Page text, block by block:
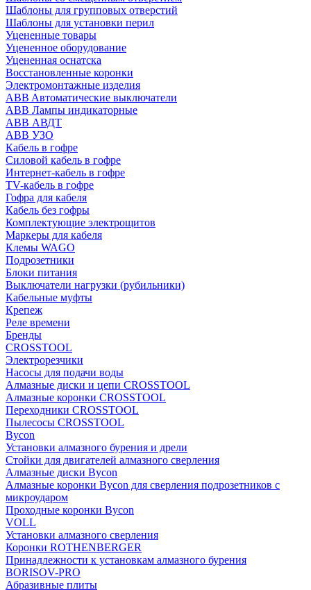
Шаблоны для групповых отверстий
Шаблоны для установки перил
Уцененные товары
Уцененное оборудование
Уцененная оснатска
Восстановленные коронки
Электромонтажные изделия
ABB Aвтоматические выключатели
ABB Лампы индикаторные
ABB АВДТ
ABB УЗО
Кабель в гофре
Силовой кабель в гофре
Интернет-кабель в гофре
TV-кабель в гофре
Гофра для кабеля
Кабель без гофры
Комплектующие электрощитов
Маркеры для кабеля
Клемы WAGO
Подрозетники
Блоки питания
Выключатели нагрузки (рубильники)
Кабельные муфты
Крепеж
Реле времени
Бренды
CROSSTOOL
Электрорезчики
Насосы для подачи воды
Алмазные диски и цепи CROSSTOOL
Алмазные коронки CROSSTOOL
Переходники CROSSTOOL
Пылесосы CROSSTOOL
Bycon
Установки алмазного бурения и дрели
Стойки для двигателей алмазного сверления
Алмазные диски Bycon
Алмазные коронки Bycon для сверления подрозетников с
микроударом
Проходные коронки Bycon
VOLL
Установки алмазного сверления
Коронки ROTHENBERGER
Принадлежности к установкам алмазного бурения
BORISOV-PRO
Абразивные плиты